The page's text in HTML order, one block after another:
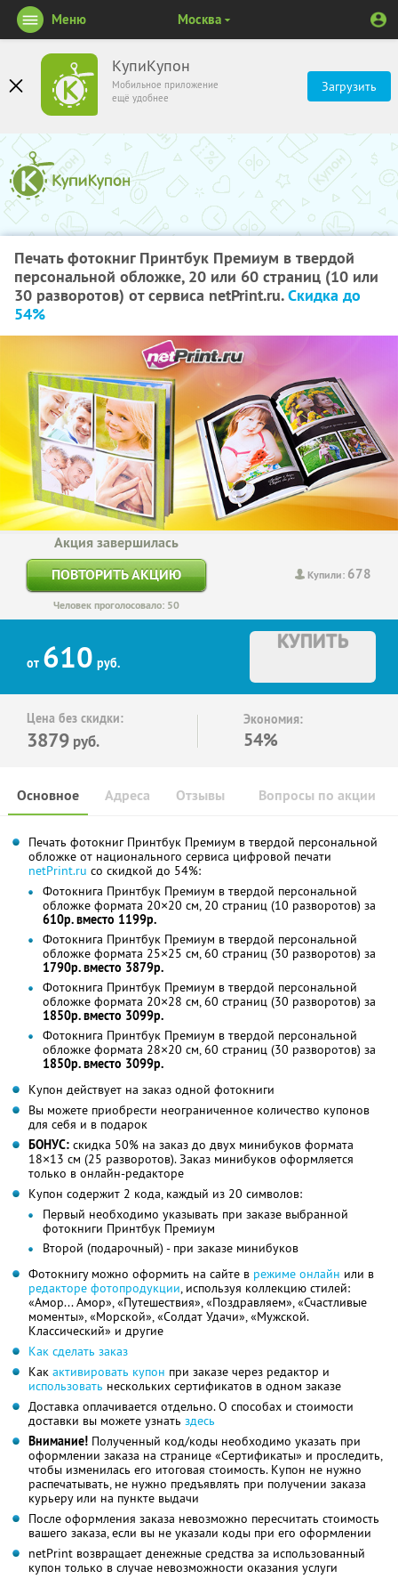
КупиКупон
Мобильное приложение
ещё удобнее
Загрузить
Меню Москва
Печать фотокниг Принтбук Премиум в твердой
персональной обложке, 20 или 60 страниц (10 или
30 разворотов) от сервиса netPrint.ru.Скидка до
54%
Купили: 678
Акция завершилась
ПОВТОРИТЬ АКЦИЮ
Человек проголосовало: 50
от 610 руб.
КУПИТЬ
Цена без скидки:
3879 руб.
Экономия:
54%
Основное Отзывы Вопросы по акции
Адреса
Печать фотокниг Принтбук Премиум в твердой персональной
обложке от национального сервиса цифровой печати
netPrint.ru со скидкой до 54%:
Фотокнига Принтбук Премиум в твердой персональной
обложке формата 20×20 см, 20 страниц (10 разворотов) за
610р. вместо 1199р.
Фотокнига Принтбук Премиум в твердой персональной
обложке формата 25×25 см, 60 страниц (30 разворотов) за
1790р. вместо 3879р.
Фотокнига Принтбук Премиум в твердой персональной
обложке формата 20×28 см, 60 страниц (30 разворотов) за
1850р. вместо 3099р.
Фотокнига Принтбук Премиум в твердой персональной
обложке формата 28×20 см, 60 страниц (30 разворотов) за
1850р. вместо 3099р.
Купон действует на заказ одной фотокниги
Вы можете приобрести неограниченное количество купонов
для себя и в подарок
БОНУС: скидка 50% на заказ до двух минибуков формата
18×13 см (25 разворотов). Заказ минибуков оформляется
только в онлайн-редакторе
Купон содержит 2 кода, каждый из 20 символов:
Первый необходимо указывать при заказе выбранной
фотокниги Принтбук Премиум
Второй (подарочный) - при заказе минибуков
Фотокнигу можно оформить на сайте в режиме онлайн или в
редакторе фотопродукции, используя коллекцию стилей:
«Амор... Амор», «Путешествия», «Поздравляем», «Счастливые
моменты», «Морской», «Солдат Удачи», «Мужской.
Классический» и другие
Как сделать заказ
Как активировать купон при заказе через редактор и
использовать нескольких сертификатов в одном заказе
Доставка оплачивается отдельно. О способах и стоимости
доставки вы можете узнать здесь
Внимание! Полученный код/коды необходимо указать при
оформлении заказа на странице «Сертификаты» и проследить,
чтобы изменилась его итоговая стоимость. Купон не нужно
распечатывать, не нужно предъявлять при получении заказа
курьеру или на пункте выдачи
После оформления заказа невозможно пересчитать стоимость
вашего заказа, если вы не указали коды при его оформлении
netPrint возвращает денежные средства за использованный
купон только в случае невозможности оказания услуги